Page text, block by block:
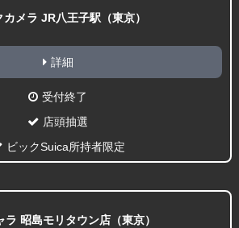
カメラ JR八王子駅（東京）
詳細
受付終了
店頭抽選
ビックSuica所持者限定
ラ 昭島モリタウン店（東京）